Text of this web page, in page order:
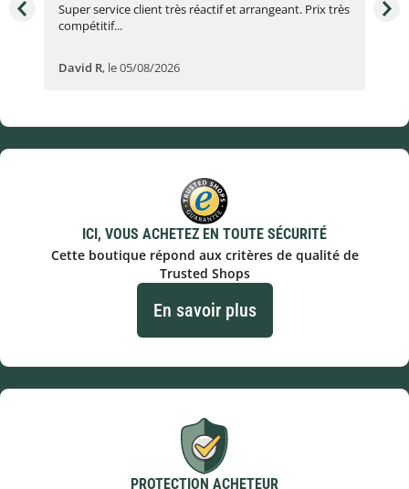
Super service client très réactif et arrangeant. Prix très
compétitif...
David R, le 05/08/2026
ICI, VOUS ACHETEZ EN TOUTE SÉCURITÉ
Cette boutique répond aux critères de qualité de
Trusted Shops
En savoir plus
PROTECTION ACHETEUR